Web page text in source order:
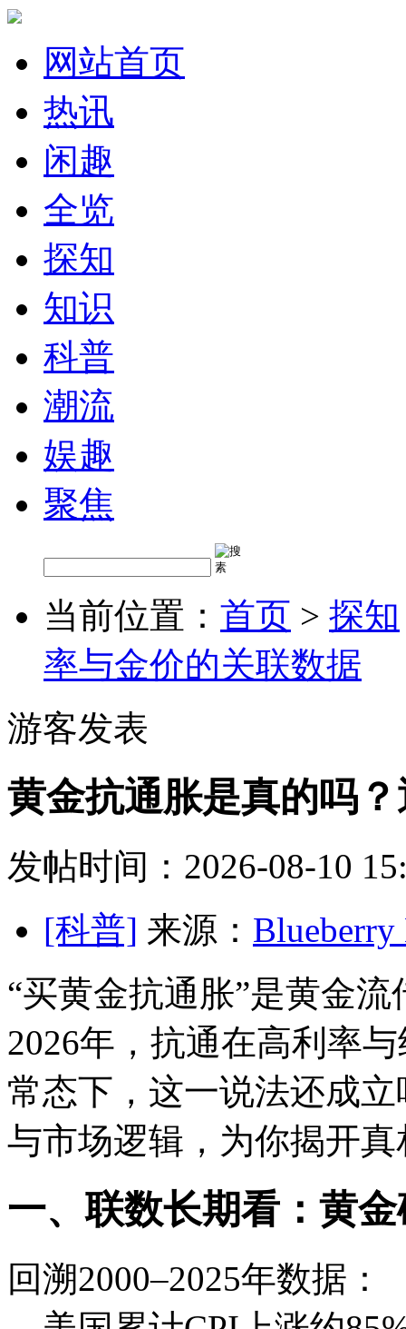
网站首页
热讯
闲趣
全览
探知
知识
科普
潮流
娱趣
聚焦
当前位置： 首页 > 探知
率与金价的关联数据
游客发表
黄金抗通胀是真的吗
发帖时间：2026-08-10
[科普] 来源：
“买黄金抗通胀”是黄金
2026年，抗通在高利率
常态下，这一说法还成
与市场逻辑，为你揭开
一、联数长期看：黄
回溯2000–2025年数据：